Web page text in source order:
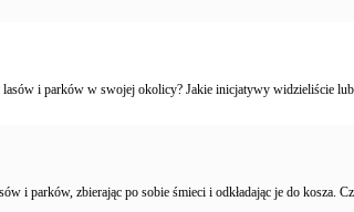
i parków w swojej okolicy? Jakie inicjatywy widzieliście
i parków, zbierając po sobie śmieci i odkładając je do